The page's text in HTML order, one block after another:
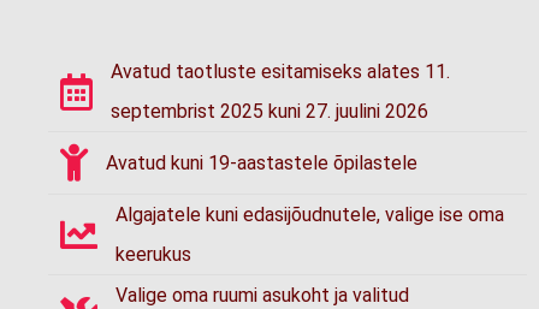
Avatud taotluste esitamiseks alates 11.
septembrist 2025 kuni 27. juulini 2026
Avatud kuni 19-aastastele õpilastele
Algajatele kuni edasijõudnutele, valige ise oma
keerukus
Valige oma ruumi asukoht ja valitud